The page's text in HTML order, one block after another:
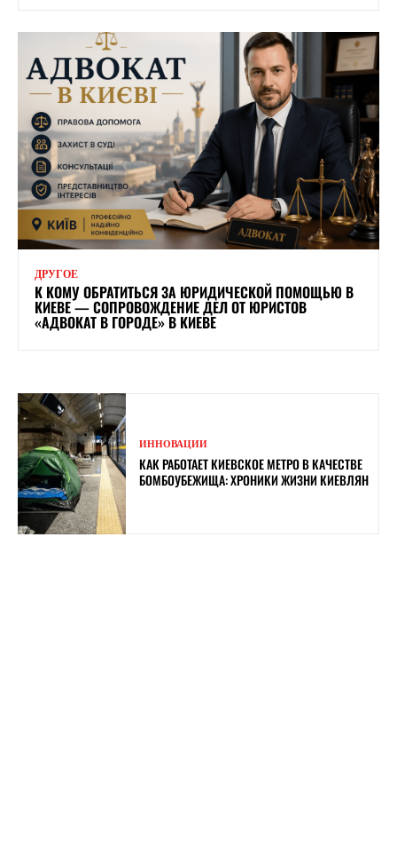
ДРУГОЕ
К КОМУ ОБРАТИТЬСЯ ЗА ЮРИДИЧЕСКОЙ ПОМОЩЬЮ В
КИЕВЕ — СОПРОВОЖДЕНИЕ ДЕЛ ОТ ЮРИСТОВ
«АДВОКАТ В ГОРОДЕ» В КИЕВЕ
ИННОВАЦИИ
КАК РАБОТАЕТ КИЕВСКОЕ МЕТРО В КАЧЕСТВЕ
БОМБОУБЕЖИЩА: ХРОНИКИ ЖИЗНИ КИЕВЛЯН